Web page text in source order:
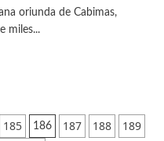
oriunda de Cabimas,
miles...
185 186 187 188 189